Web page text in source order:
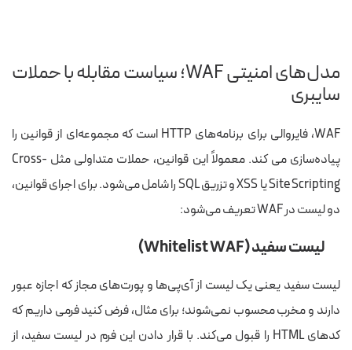
مدل‌های امنیتی WAF؛ سیاست مقابله با حملات
سایبری
WAF، فایروالی برای برنامه‌های HTTP است که مجموعه‌ای از قوانین را
پیاده‌سازی می کند. معمولاً این قوانین، حملات متداولی مثل Cross-
Site Scripting یا XSS و تزریق SQL را شامل می‌شود. برای اجرای قوانین،
دو لیست در WAF تعریف می‌شود:
لیست سفید(Whitelist WAF)
لیست سفید یعنی یک لیست از آی‌پی‌ها و پورت‌های مجاز که اجازه عبور
دارند و مخرب محسوب نمی‌شوند؛ برای مثال،فرض کنید فرمی داریم که
کدهای HTML را قبول می‌کند. با قرار دادن این فرم در لیست سفید، از